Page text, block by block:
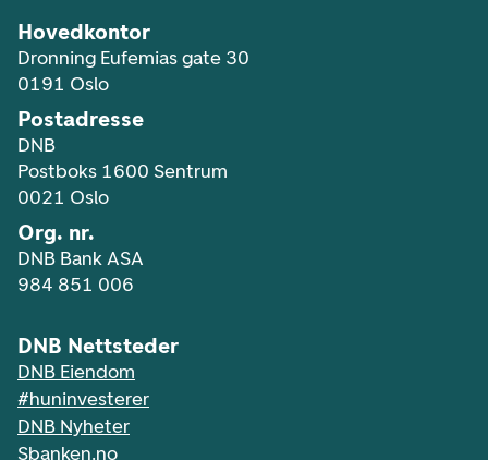
Hovedkontor
Dronning Eufemias gate 30
0191 Oslo
Postadresse
DNB
Postboks 1600 Sentrum
0021 Oslo
Org. nr.
DNB Bank ASA
984 851 006
DNB Nettsteder
DNB Eiendom
#huninvesterer
DNB Nyheter
Sbanken.no